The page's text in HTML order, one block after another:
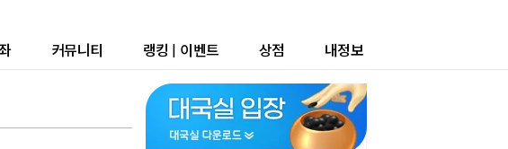
커뮤니티 랭킹 | 이벤트 상점 내정보